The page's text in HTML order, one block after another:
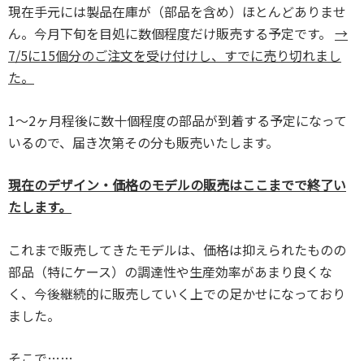
現在手元には製品在庫が（部品を含め）ほとんどありませ
ん。今月下旬を目処に数個程度だけ販売する予定です。 →
7/5に15個分のご注文を受け付けし、すでに売り切れまし
た。
1～2ヶ月程後に数十個程度の部品が到着する予定になって
いるので、届き次第その分も販売いたします。
現在のデザイン・価格のモデルの販売はここまでで終了い
たします。
これまで販売してきたモデルは、価格は抑えられたものの
部品（特にケース）の調達性や生産効率があまり良くな
く、今後継続的に販売していく上での足かせになっており
ました。